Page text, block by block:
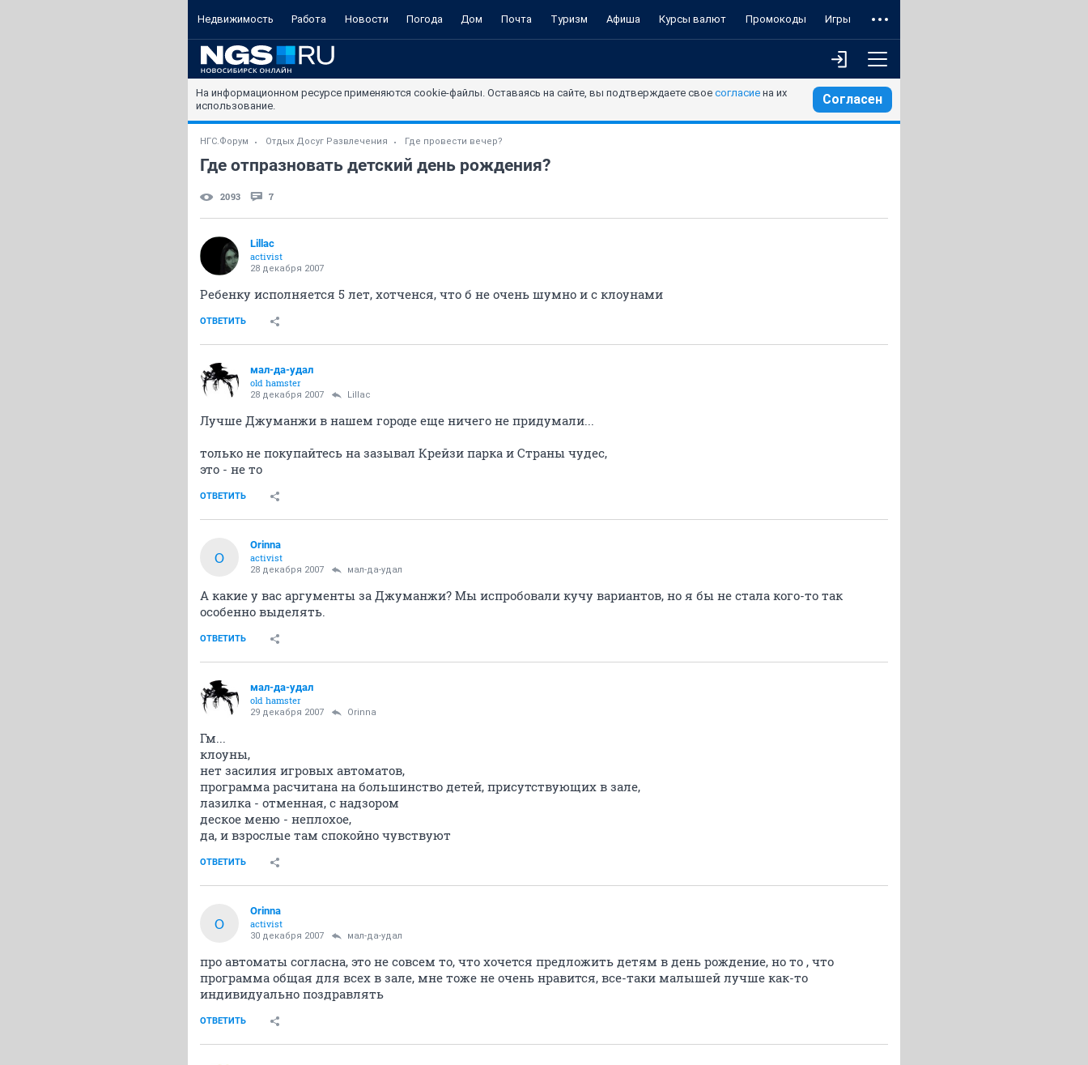
Недвижимость Работа Новости Погода Дом Почта Туризм Афиша Курсы валют Промокоды Игры
На информационном ресурсе применяются cookie-файлы. Оставаясь на сайте, вы подтверждаете свое согласие на их
использование.
Согласен
НГС.Форум Отдых Досуг Развлечения Где провести вечер?
Где отпразновать детский день рождения?
2093 7
Lillac
activist
28 декабря 2007
Ребенку исполняется 5 лет, хотченся, что б не очень шумно и с клоунами
ОТВЕТИТЬ
мал-да-удал
old hamster
28 декабря 2007 Lillac
Лучше Джуманжи в нашем городе еще ничего не придумали...
только не покупайтесь на зазывал Крейзи парка и Страны чудес,
это - не то
ОТВЕТИТЬ
O
Orinna
activist
28 декабря 2007 мал-да-удал
А какие у вас аргументы за Джуманжи? Мы испробовали кучу вариантов, но я бы не стала кого-то так
особенно выделять.
ОТВЕТИТЬ
мал-да-удал
old hamster
29 декабря 2007 Orinna
Гм...
клоуны,
нет засилия игровых автоматов,
программа расчитана на большинство детей, присутствующих в зале,
лазилка - отменная, с надзором
деское меню - неплохое,
да, и взрослые там спокойно чувствуют
ОТВЕТИТЬ
O
Orinna
activist
30 декабря 2007 мал-да-удал
про автоматы согласна, это не совсем то, что хочется предложить детям в день рождение, но то , что
программа общая для всех в зале, мне тоже не очень нравится, все-таки малышей лучше как-то
индивидуально поздравлять
ОТВЕТИТЬ